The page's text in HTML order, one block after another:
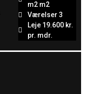
m2 m2
Værelser 3
Leje 19.600 kr.
pr. mdr.